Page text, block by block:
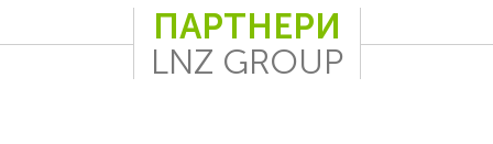
ПАРТНЕРИ
LNZ GROUP